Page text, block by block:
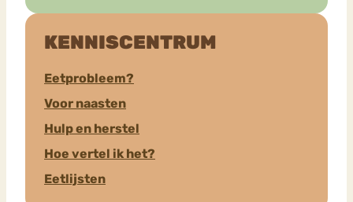
KENNISCENTRUM
Eetprobleem?
Voor naasten
Hulp en herstel
Hoe vertel ik het?
Eetlijsten